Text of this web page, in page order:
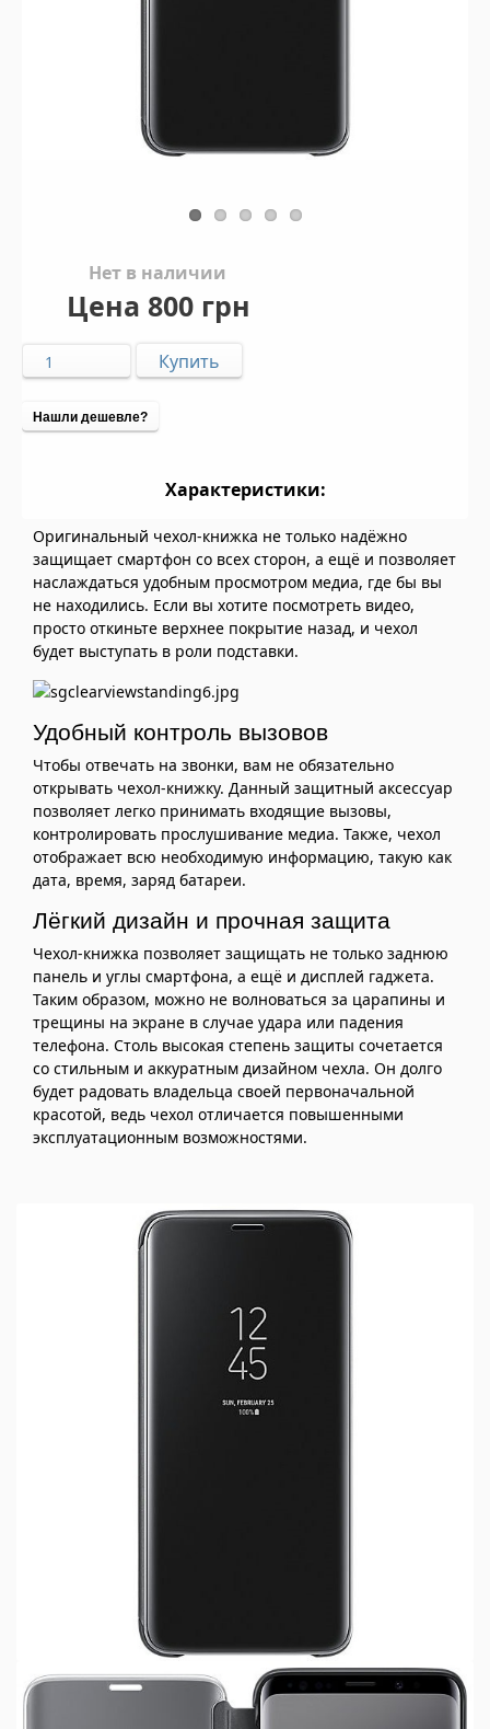
Нет в наличии
Цена 800 грн
Нашли дешевле?
Характеристики:
Оригинальный чехол-книжка не только надёжно
защищает смартфон со всех сторон, а ещё и позволяет
наслаждаться удобным просмотром медиа, где бы вы
не находились. Если вы хотите посмотреть видео,
просто откиньте верхнее покрытие назад, и чехол
будет выступать в роли подставки.
Удобный контроль вызовов
Чтобы отвечать на звонки, вам не обязательно
открывать чехол-книжку. Данный защитный аксессуар
позволяет легко принимать входящие вызовы,
контролировать прослушивание медиа. Также, чехол
отображает всю необходимую информацию, такую как
дата, время, заряд батареи.
Лёгкий дизайн и прочная защита
Чехол-книжка позволяет защищать не только заднюю
панель и углы смартфона, а ещё и дисплей гаджета.
Таким образом, можно не волноваться за царапины и
трещины на экране в случае удара или падения
телефона. Столь высокая степень защиты сочетается
со стильным и аккуратным дизайном чехла. Он долго
будет радовать владельца своей первоначальной
красотой, ведь чехол отличается повышенными
эксплуатационным возможностями.